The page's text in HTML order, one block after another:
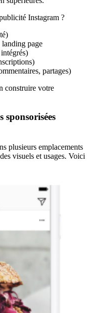
Instagram ?
page
partages)
construire votre
sponsorisées
plusieurs emplacements
visuels et usages. Voici